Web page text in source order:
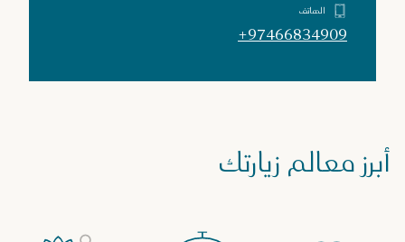
الهاتف
+97466834909
أبرز معالم زيارتك